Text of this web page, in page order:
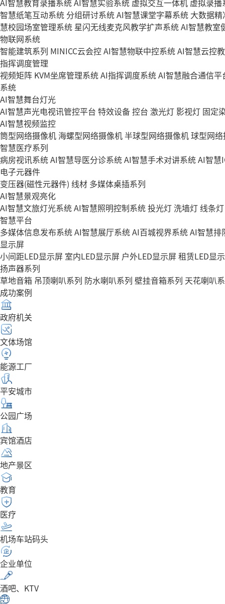
AI智慧教育录播系统AI智慧实验系统 虚拟交互一体机 虚拟录播
智慧纸笔互动系统 分组研讨系统AI智慧课堂字幕系统 大数据
慧校园场室管理系统 星闪无线麦克风教学扩声系统AI智慧教室
物联网系统
智能建筑系列 MINICC云会控AI智慧物联中控系统AI智慧云控
指挥调度管理
视频矩阵 KVM坐席管理系统AI指挥调度系统AI智慧融合通信平
系统
AI智慧舞台灯光
AI智慧声光电视讯管控平台 特效设备控台 激光灯 影视灯 固定
AI智慧视频监控
筒型网络摄像机 海螺型网络摄像机半球型网络摄像机球型网
智慧医疗系列
病房视讯系统AI智慧导医分诊系统AI智慧手术对讲系统AI智慧
电子元器件
变压器(磁性元器件) 线材 多媒体桌插系列
AI智慧景观亮化
AI智慧文旅灯光系统AI智慧照明控制系统投光灯洗墙灯线条灯
智慧平台
多媒体信息发布系统AI智慧展厅系统AI百城视界系统AI智慧排
显示屏
小间距LED显示屏 室内LED显示屏 户外LED显示屏租赁LED显
扬声器系列
草地音箱 吊顶喇叭系列 防水喇叭系列 壁挂音箱系列 天花喇叭
成功案例
政府机关
文体场馆
能源工厂
平安城市
公园广场
宾馆酒店
地产景区
教育
医疗
机场车站码头
企业单位
酒吧、KTV